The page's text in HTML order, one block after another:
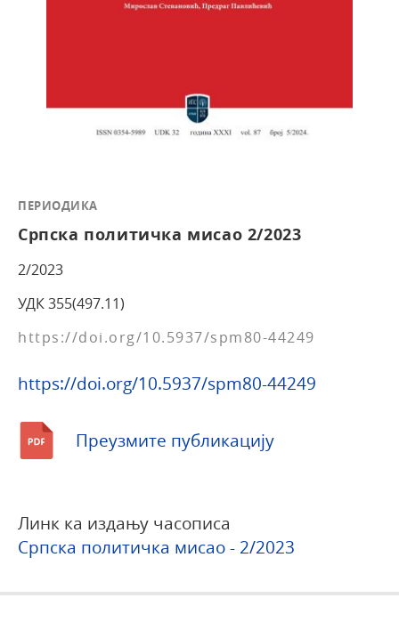
ПЕРИОДИКА
Српска политичка мисао 2/2023
2/2023
УДК 355(497.11)
https://doi.org/10.5937/spm80-44249
https://doi.org/10.5937/spm80-44249
Преузмите публикацију
Линк ка издању часописа
Српска политичка мисао - 2/2023